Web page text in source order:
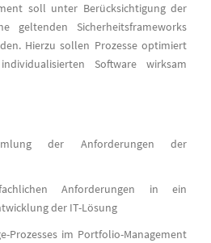
soll unter Berücksichtigung der
geltenden Sicherheitsframeworks
Hierzu sollen Prozesse optimiert
Software wirksam
der Anforderungen der
Anforderungen in ein
der IT-Lösung
Prozesses im Portfolio-Management